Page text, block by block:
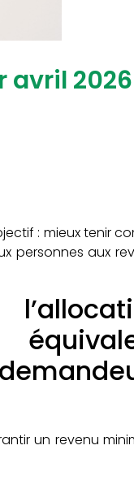
avril 2026
: mieux tenir
personnes aux
un revenu